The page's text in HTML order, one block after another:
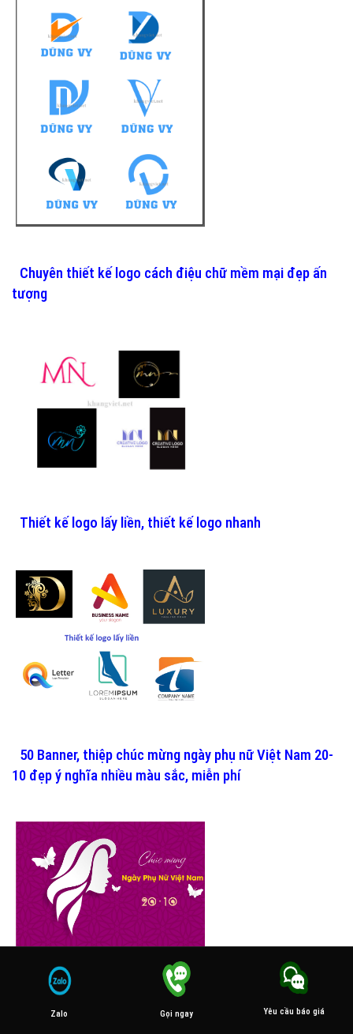
Chuyên thiết kế logo cách điệu chữ mềm mại đẹp ấn
tượng
Thiết kế logo lấy liền, thiết kế logo nhanh
50 Banner, thiệp chúc mừng ngày phụ nữ Việt Nam 20-
10 đẹp ý nghĩa nhiều màu sắc, miễn phí
Mẫu Logo Cửa Hàng Vàng Bạc Đá Quý Đẹp Sang Trọng
Zalo Gọi ngay Yêu cầu báo giá